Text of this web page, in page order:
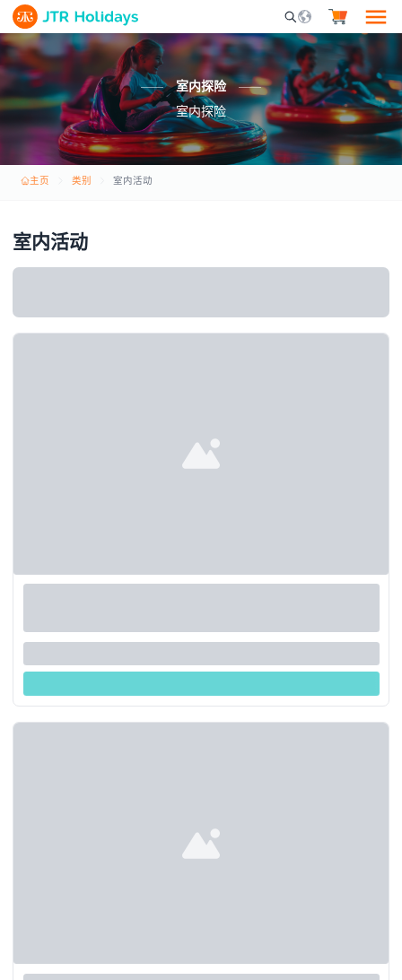
Mobile Search
室内探险
室内探险
主页 类别 室内活动
室内活动